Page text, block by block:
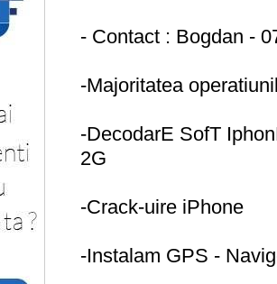
- Contact : Bogdan -
-Majoritatea
-DecodarE SofT
2G
-Crack-uire iPhone
-Instalam GPS -